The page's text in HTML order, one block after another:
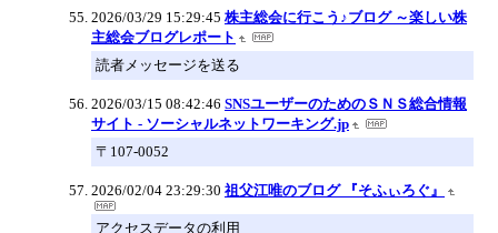
2026/03/29 15:29:45 株主総会に行こう♪ブログ ～楽しい株
主総会ブログレポート
読者メッセージを送る
2026/03/15 08:42:46 SNSユーザーのためのＳＮＳ総合情報
サイト - ソーシャルネットワーキング.jp
〒107-0052
2026/02/04 23:29:30 祖父江唯のブログ 『そふぃろぐ』
アクセスデータの利用